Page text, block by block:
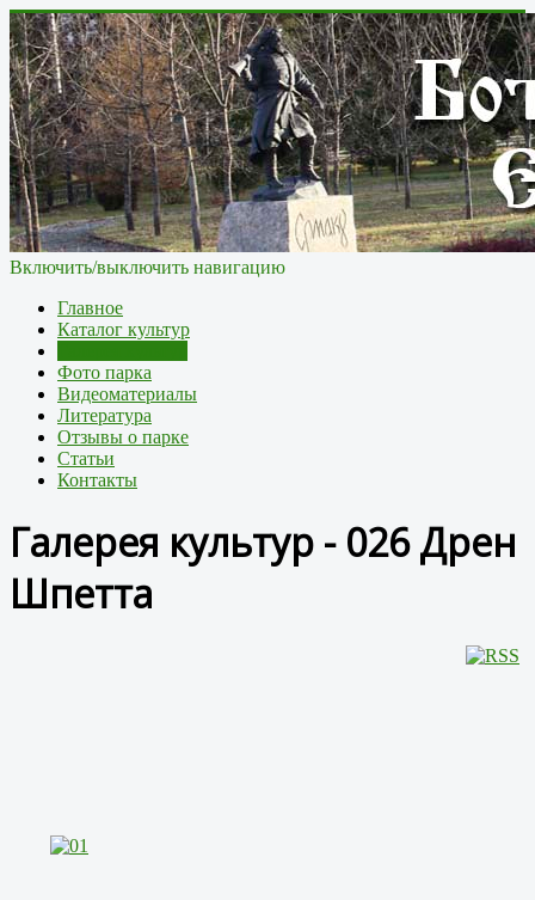
Включить/выключить навигацию
Главное
Каталог культур
Фото парка
Видеоматериалы
Литература
Отзывы о парке
Статьи
Контакты
Галерея культур - 026 Дрен
Шпетта